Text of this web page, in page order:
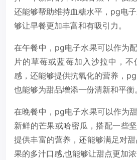
还能够帮助维持血糖水平，pg电
够让早餐更加丰富和有吸引力。
在午餐中，pg电子水果可以作为
片的草莓或蓝莓加入沙拉中，不
感，还能够提供抗氧化的营养，
也能够为甜品增添一份清新和平衡。
在晚餐中，pg电子水果可以作为
新鲜的芒果或哈密瓜，搭配一些
提供丰富的营养，还能够满足对
果的多汁口感,也能够让甜点更加浓